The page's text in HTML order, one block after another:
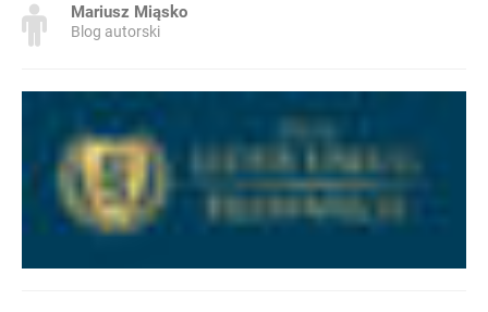
Mariusz Miąsko
Blog autorski